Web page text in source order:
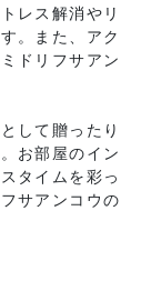
レス解消やリ
。また、アク
ドリフサアン
して贈ったり
お部屋のイン
タイムを彩っ
サアンコウの